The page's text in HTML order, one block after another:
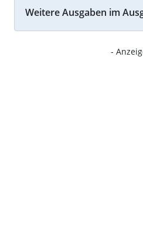
Weitere Ausgaben im
-